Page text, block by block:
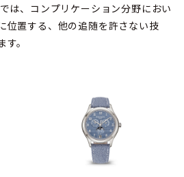
は、コンプリケーション分野におい
位置する、他の追随を許さない技
。